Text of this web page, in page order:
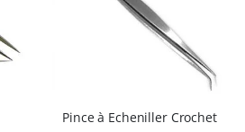
Pince à Echeniller Crochet